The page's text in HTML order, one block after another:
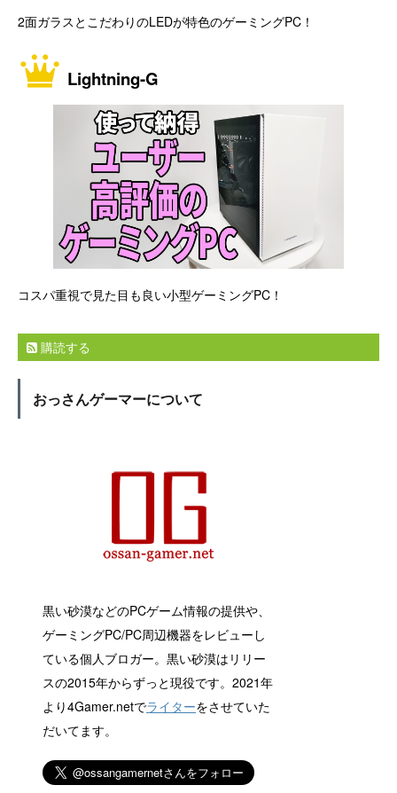
2面ガラスとこだわりのLEDが特色のゲーミングPC！
Lightning-G
コスパ重視で見た目も良い小型ゲーミングPC！
購読する
おっさんゲーマーについて
黒い砂漠などのPCゲーム情報の提供や、
ゲーミングPC/PC周辺機器をレビューし
ている個人ブロガー。黒い砂漠はリリー
スの2015年からずっと現役です。2021年
より4Gamer.netでライターをさせていた
だいてます。